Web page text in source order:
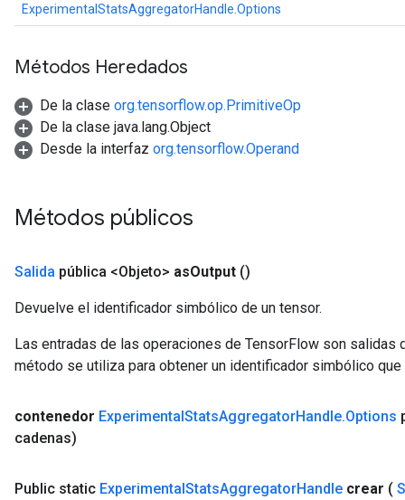
ExperimentalStatsAggregatorHandle.Options
Métodos Heredados
De la clase org.tensorflow.op.PrimitiveOp
De la clase java.lang.Object
Desde la interfaz org.tensorflow.Operand
Métodos públicos
Salida pública <Objeto> asOutput ()
Devuelve el identificador simbólico de un tensor.
Las entradas de las operaciones de TensorFlow son salidas
método se utiliza para obtener un identificador simbólico
contenedor ExperimentalStatsAggregatorHandle.Options
cadenas)
Public static ExperimentalStatsAggregatorHandle crear (